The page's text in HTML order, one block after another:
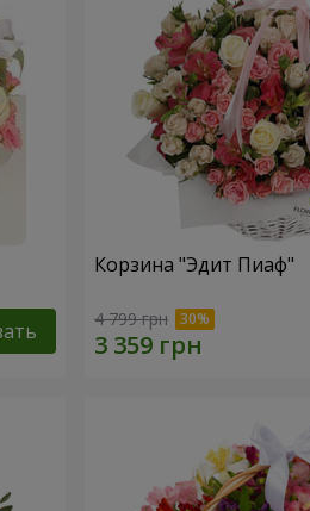
Корзина "Эдит Пиаф"
4 799 грн